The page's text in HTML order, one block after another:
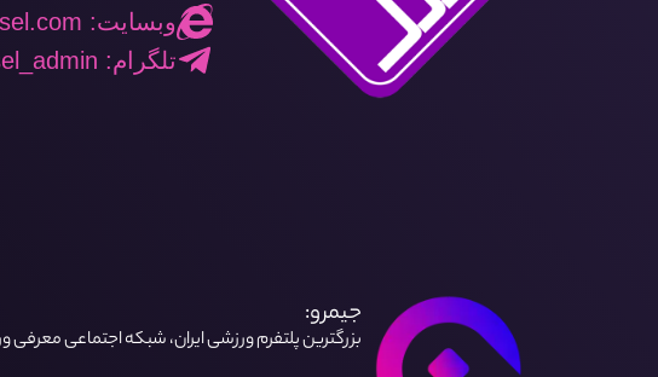
وبسایت: Mediasel.com
تلگرام: Mediasel_admin
جیمرو:
بزرگترین پلتفرم ورزشی ایران، شبکه اجتماعی معرفی